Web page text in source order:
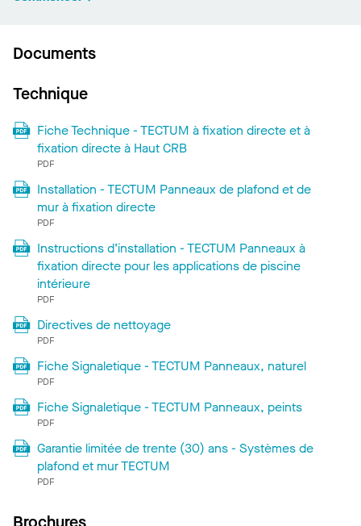
Documents
Technique
Fiche Technique - TECTUM à fixation directe et à
fixation directe à Haut CRB
PDF
Installation - TECTUM Panneaux de plafond et de
mur à fixation directe
PDF
Instructions d’installation - TECTUM Panneaux à
fixation directe pour les applications de piscine
intérieure
PDF
Directives de nettoyage
PDF
Fiche Signaletique - TECTUM Panneaux, naturel
PDF
Fiche Signaletique - TECTUM Panneaux, peints
PDF
Garantie limitée de trente (30) ans - Systèmes de
plafond et mur TECTUM
PDF